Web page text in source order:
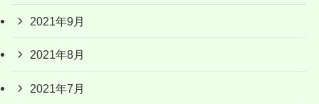
2021年9月
2021年8月
2021年7月